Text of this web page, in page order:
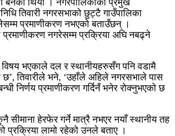
बनेको थियो । नगरपालिकाका प्रमुख
तिवारी नगरसभाको छुट्टै गाउँपालिका
प्रमाणीकरण नभएको बताउँछन् ।
प्रमाणीकरण नगरेसम्म प्रक्रिया अघि नबढ्ने
विषय भएकाले दल र स्थानीयहरुसँग पनि वडामै
तिवारीले भने, ‘उहाँले अहिले नगरसभाले पास
निर्णय प्रमाणीकरण गर्दिनँ भनेर रोक्नुभएको छ
सीमाना हेरफेर गर्ने मात्रै नभएर नयाँ स्थानीय तह
प्रक्रिया लामो रहेको उनले बताए ।